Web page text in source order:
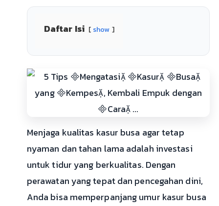
Daftar Isi show
Menjaga kualitas kasur busa agar tetap
nyaman dan tahan lama adalah investasi
untuk tidur yang berkualitas. Dengan
perawatan yang tepat dan pencegahan dini,
Anda bisa memperpanjang umur kasur busa